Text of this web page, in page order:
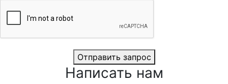
Отправить запрос
Написать нам